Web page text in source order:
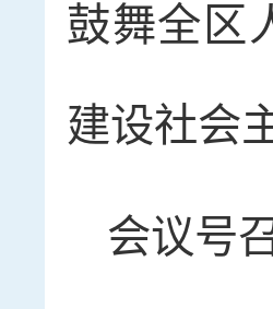
鼓舞全区
建设社会
会议号